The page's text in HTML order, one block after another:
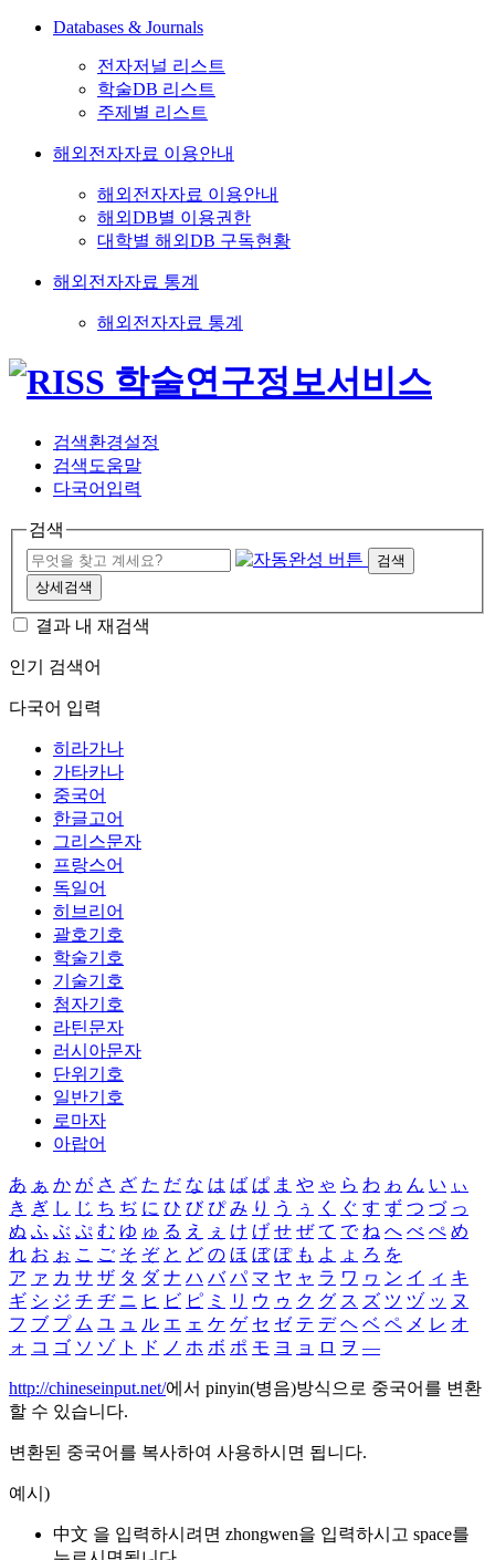
Databases & Journals
전자저널 리스트
학술DB 리스트
주제별 리스트
해외전자자료 이용안내
해외전자자료 이용안내
해외DB별 이용권한
대학별 해외DB 구독현황
해외전자자료 통계
해외전자자료 통계
검색환경설정
검색도움말
다국어입력
검색
검색
상세검색
결과 내 재검색
인기 검색어
다국어 입력
히라가나
가타카나
중국어
한글고어
그리스문자
프랑스어
독일어
히브리어
괄호기호
학술기호
기술기호
첨자기호
라틴문자
러시아문자
단위기호
일반기호
로마자
아랍어
あ ぁ か が さ ざ た だ な は ば ぱ ま や ゃ ら わ ゎ ん い ぃ
き ぎ し じ ち ぢ に ひ び ぴ み り う ぅ く ぐ す ず つ づ っ
ぬ ふ ぶ ぷ む ゆ ゅ る え ぇ け げ せ ぜ て で ね へ べ ぺ め
れ お ぉ こ ご そ ぞ と ど の ほ ぼ ぽ も よ ょ ろ を
ア ァ カ サ ザ タ ダ ナ ハ バ パ マ ヤ ャ ラ ワ ヮ ン イ ィ キ
ギ シ ジ チ ヂ ニ ヒ ビ ピ ミ リ ウ ゥ ク グ ス ズ ツ ヅ ッ ヌ
フ ブ プ ム ユ ュ ル エ ェ ケ ゲ セ ゼ テ デ ヘ ベ ペ メ レ オ
ォ コ ゴ ソ ゾ ト ド ノ ホ ボ ポ モ ヨ ョ ロ ヲ ―
http://chineseinput.net/에서 pinyin(병음)방식으로 중국어를 변환
할 수 있습니다.
변환된 중국어를 복사하여 사용하시면 됩니다.
예시)
中文 을 입력하시려면 zhongwen을 입력하시고 space를